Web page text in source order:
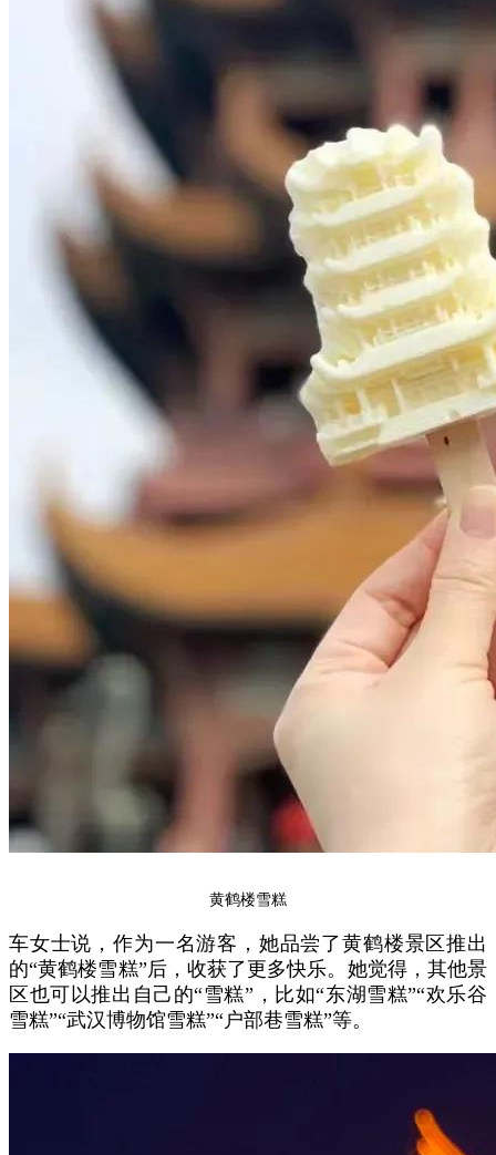
黄鹤楼雪糕
车女士说，作为一名游客，她品尝了黄鹤楼景区推出
的“黄鹤楼雪糕”后，收获了更多快乐。她觉得，其他景
区也可以推出自己的“雪糕”，比如“东湖雪糕”“欢乐谷
雪糕”“武汉博物馆雪糕”“户部巷雪糕”等。